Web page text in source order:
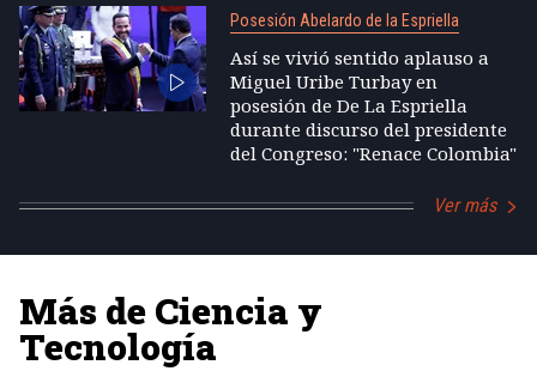
Posesión Abelardo de la Espriella
Así se vivió sentido aplauso a
Miguel Uribe Turbay en
posesión de De La Espriella
durante discurso del presidente
del Congreso: "Renace Colombia"
Ver más
Más de Ciencia y
Tecnología